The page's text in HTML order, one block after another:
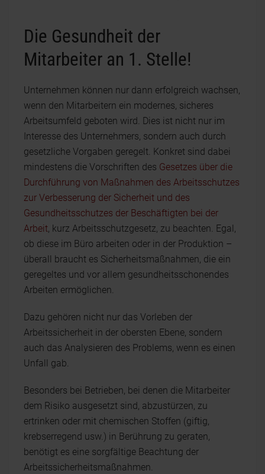
Die Gesundheit der
Mitarbeiter an 1. Stelle!
Unternehmen können nur dann erfolgreich wachsen,
wenn den Mitarbeitern ein modernes, sicheres
Arbeitsumfeld geboten wird. Dies ist nicht nur im
Interesse des Unternehmers, sondern auch durch
gesetzliche Vorgaben geregelt. Konkret sind dabei
mindestens die Vorschriften des Gesetzes über die
Durchführung von Maßnahmen des Arbeitsschutzes
zur Verbesserung der Sicherheit und des
Gesundheitsschutzes der Beschäftigten bei der
Arbeit, kurz Arbeitsschutzgesetz, zu beachten. Egal,
ob diese im Büro arbeiten oder in der Produktion –
überall braucht es Sicherheitsmaßnahmen, die ein
geregeltes und vor allem gesundheitsschonendes
Arbeiten ermöglichen.
Dazu gehören nicht nur das Vorleben der
Arbeitssicherheit in der obersten Ebene, sondern
auch das Analysieren des Problems, wenn es einen
Unfall gab.
Besonders bei Betrieben, bei denen die Mitarbeiter
dem Risiko ausgesetzt sind, abzustürzen, zu
ertrinken oder mit chemischen Stoffen (giftig,
krebserregend usw.) in Berührung zu geraten,
benötigt es eine sorgfältige Beachtung der
Arbeitssicherheitsmaßnahmen.